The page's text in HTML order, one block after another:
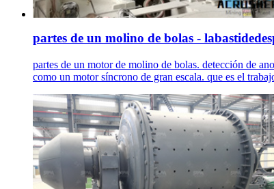
partes de un molino de bolas -
partes de un motor de molino de bolas. detección de
como un motor síncrono de gran escala. que es el